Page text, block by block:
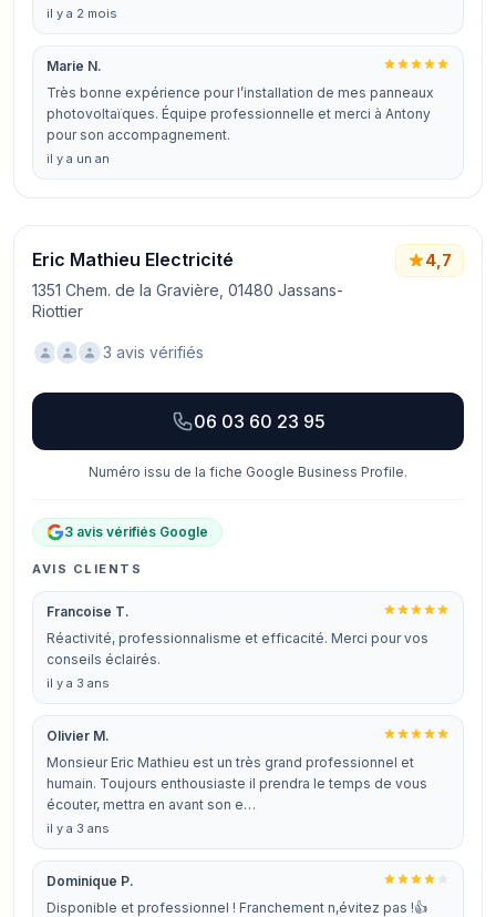
il y a 2 mois
Marie N.
Très bonne expérience pour l’installation de mes panneaux
photovoltaïques. Équipe professionnelle et merci à Antony
pour son accompagnement.
il y a un an
Eric Mathieu Electricité
1351 Chem. de la Gravière, 01480 Jassans-
Riottier
4,7
3 avis vérifiés
06 03 60 23 95
Numéro issu de la fiche Google Business Profile.
3 avis vérifiés Google
AVIS CLIENTS
Francoise T.
Réactivité, professionnalisme et efficacité. Merci pour vos
conseils éclairés.
il y a 3 ans
Olivier M.
Monsieur Eric Mathieu est un très grand professionnel et
humain. Toujours enthousiaste il prendra le temps de vous
écouter, mettra en avant son e…
il y a 3 ans
Dominique P.
Disponible et professionnel ! Franchement n,évitez pas !👍